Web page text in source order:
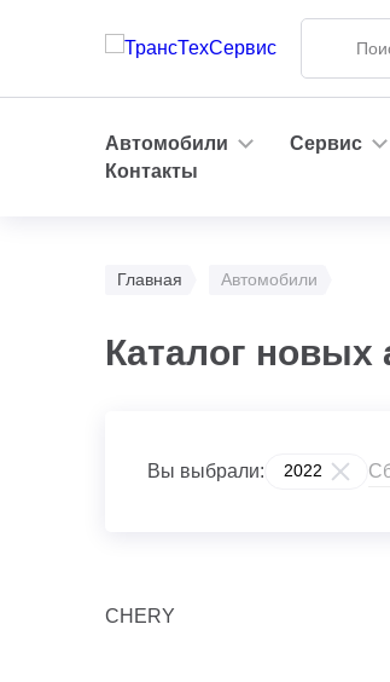
Автомобили Сервис
Контакты
Главная Автомобили
Каталог новых
Вы выбрали: 2022
CHERY